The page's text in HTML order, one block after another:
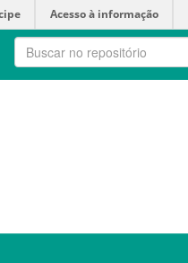
Acesso à informação